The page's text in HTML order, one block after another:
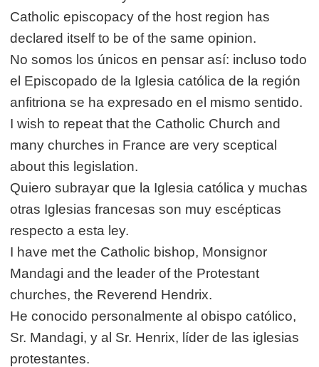
Catholic episcopacy of the host region has
declared itself to be of the same opinion.
No somos los únicos en pensar así: incluso todo
el Episcopado de la Iglesia católica de la región
anfitriona se ha expresado en el mismo sentido.
I wish to repeat that the Catholic Church and
many churches in France are very sceptical
about this legislation.
Quiero subrayar que la Iglesia católica y muchas
otras Iglesias francesas son muy escépticas
respecto a esta ley.
I have met the Catholic bishop, Monsignor
Mandagi and the leader of the Protestant
churches, the Reverend Hendrix.
He conocido personalmente al obispo católico,
Sr. Mandagi, y al Sr. Henrix, líder de las iglesias
protestantes.